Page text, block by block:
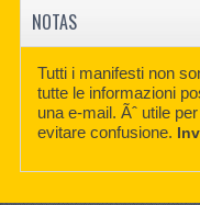
NOTAS
Tutti i manifesti non
tutte le informazioni
una e-mail. Ãˆ utile
evitare confusione.